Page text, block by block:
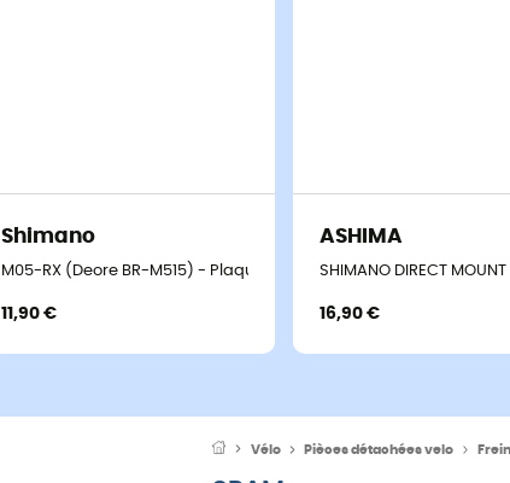
- Plaquettes de frein
Shimano
M05-RX (Deore BR-M515) - Plaquettes de frein
11,90 €
ASHIMA
SHIMANO DIRECT
16,90 €
Vélo Pièces détachées velo